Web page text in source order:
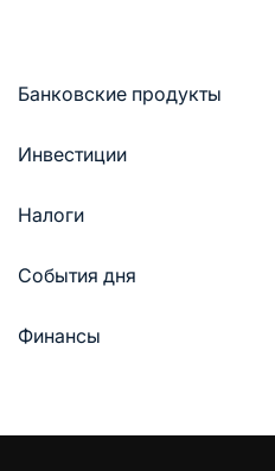
Банковские продукты
Инвестиции
Налоги
События дня
Финансы